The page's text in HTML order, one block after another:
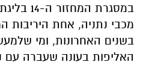
במסגרת
מכבי נתניה, אחת היריבות
בשנים האחרונות, ומי
האליפות בעונה שעברה עם